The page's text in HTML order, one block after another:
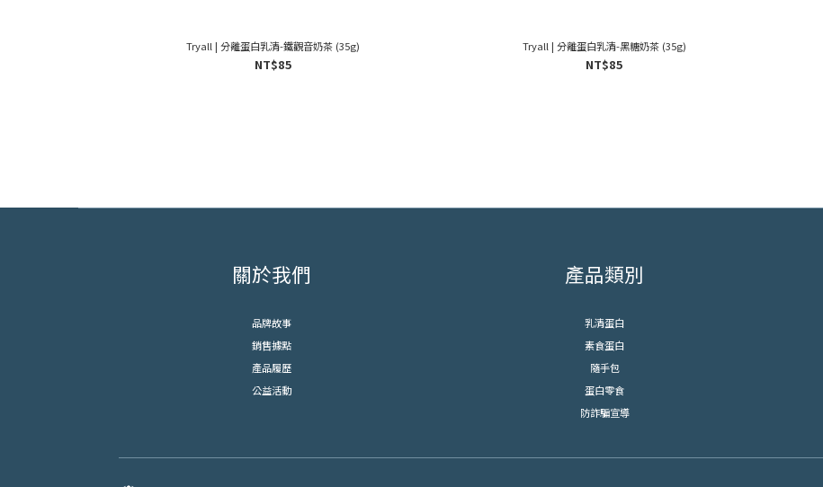
Tryall | 分離蛋白乳清-鐵觀音奶茶 (35g)
NT$85
Tryall | 分離蛋白乳清-黑糖奶茶 (35g)
NT$85
關於我們
品牌故事
銷售據點
產品履歷
公益活動
產品類別
乳清蛋白
素食蛋白
隨手包
蛋白零食
防詐騙宣導